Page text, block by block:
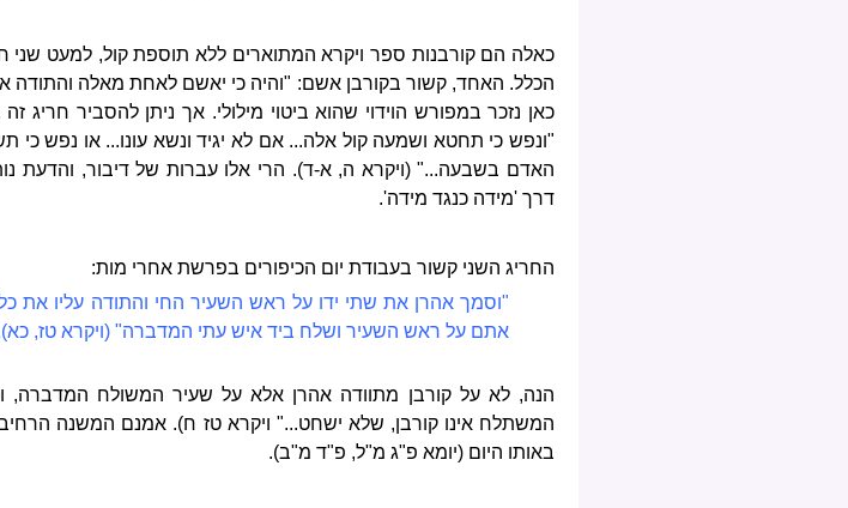
כאלה הם קורבנות ספר ויקרא המתוארים ללא תוספת קול, למעט שני
הכלל. האחד, קשור בקורבן אשם: "והיה כי יאשם לאחת מאלה והתודה
כאן נזכר במפורש הוידוי שהוא ביטוי מילולי. אך ניתן להסביר חריג
"ונפש כי תחטא ושמעה קול אלה... אם לא יגיד ונשא עונו... או נפש
האדם בשבעה..." (ויקרא ה, א-ד). הרי אלו עברות של דיבור, והדעת
דרך 'מידה כנגד מידה'.
החריג השני קשור בעבודת יום הכיפורים בפרשת אחרי מות:
"וסמך אהרן את שתי ידו על ראש השעיר החי והתודה עליו את
אתם על ראש השעיר ושלח ביד איש עתי המדברה" (ויקרא טז,
הנה, לא על קורבן מתוודה אהרן אלא על שעיר המשולח המדברה,
המשתלח אינו קורבן, שלא ישחט..." ויקרא טז ח). אמנם המשנה הרחיבה
באותו היום (יומא פ"ג מ"ל, פ"ד מ"ב).